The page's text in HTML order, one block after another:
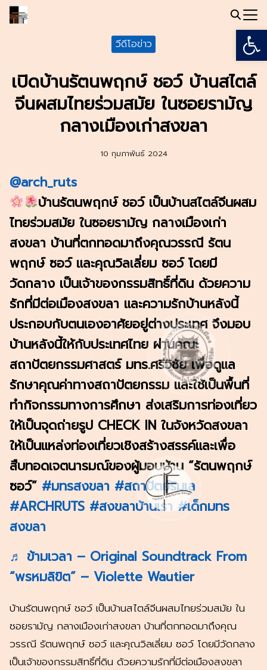
Skip
วีดีโอข่าว
เปิดบ้านรัตนพฤกษ์ ชอว์ บ้านสไตล์
จีนผสมไทยร่วมสมัย ในซอยรามัญ
กลางเมืองเก่าสงขลา
10 กุมภาพันธ์ 2024
@arch_ruts
บ้านรัตนพฤกษ์ ชอว์ เป็นบ้านสไตล์จีนผสม
ไทยร่วมสมัย ในซอยรามัญ กลางเมืองเก่า
สงขลา บ้านที่ตกทอดมาถึงคุณวรรณี รัตน
พฤกษ์ ซอว์ และคุณวิลเลี่ยม ซอว์ โดยมี
วัดกลาง เป็นเจ้าของกรรมสิทธิ์ที่ดิน ด้วยความ
รักที่มีต่อเมืองสงขลา และความรักบ้านหลังนี้
ประกอบกับตนเองอาศัยอยู่ต่างประเทศ จึงมอบ
บ้านหลังนี้ให้กับประเทศไทย ผ่านคณะ
สถาปัตยกรรมศาสตร์ มทร.ศรีวิชัย เพื่อดูแล
รักษาคุณค่าทางสถาปัตยกรรม และใช้เป็นพื้นที่
ทำกิจกรรมทางการศึกษา ส่งเสริมการท่องเที่ยว
ให้เป็นจุดถ่ายรูป CHECK IN ในจังหวัดสงขลา
ให้เป็นแหล่งท่องเที่ยวเชิงสร้างสรรค์และเพื่อ
สืบทอดเจตนารมณ์ของผู้มอบบ้าน “รัตนพฤกษ์
ซอว์” #มทรสงขลา #สถาปัตย์ริมเล
#ARCHRUTS #สงขลาบ้านเรา #เด็กมทร
สงขลา
♬ ข้ามเวลา – Original Soundtrack From
“พรหมลิขิต” – Violette Wautier
บ้านรัตนพฤกษ์ ชอว์ เป็นบ้านสไตล์จีนผสมไทยร่วมสมัย ใน
ซอยรามัญ กลางเมืองเก่าสงขลา บ้านที่ตกทอดมาถึงคุณ
วรรณี รัตนพฤกษ์ ซอว์ และคุณวิลเลี่ยม ซอว์ โดยมีวัดกลาง
เป็นเจ้าของกรรมสิทธิ์ที่ดิน ด้วยความรักที่มีต่อเมืองสงขลา